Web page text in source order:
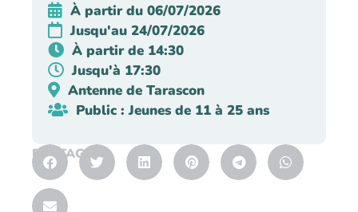
À partir du 06/07/2026
Jusqu'au 24/07/2026
À partir de 14:30
Jusqu'à 17:30
Antenne de Tarascon
Public : Jeunes de 11 à 25 ans
PARTAGER